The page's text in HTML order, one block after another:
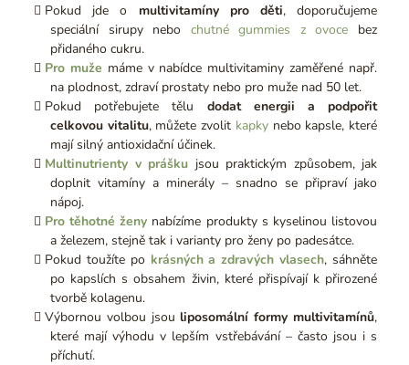
Pokud jde o multivitamíny pro děti, doporučujeme
speciální sirupy nebo chutné gummies z ovoce bez
přidaného cukru.
Pro muže máme v nabídce multivitaminy zaměřené např.
na plodnost, zdraví prostaty nebo pro muže nad 50 let.
Pokud potřebujete tělu dodat energii a podpořit
celkovou vitalitu, můžete zvolit kapkynebo kapsle, které
mají silný antioxidační účinek.
Multinutrienty v prášku jsou praktickým způsobem, jak
doplnit vitamíny a minerály – snadno se připraví jako
nápoj.
Pro těhotné ženy nabízíme produkty s kyselinou listovou
a železem, stejně tak i varianty pro ženy po padesátce.
Pokud toužíte po krásných a zdravých vlasech, sáhněte
po kapslích s obsahem živin, které přispívají k přirozené
tvorbě kolagenu.
Výbornou volbou jsou liposomální formy multivitamínů,
které mají výhodu v lepším vstřebávání – často jsou i s
příchutí.